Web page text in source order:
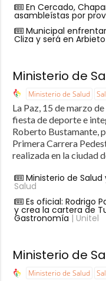
En Cercado,
asambleístas por
Municipal
Cliza y será en Arbieto
Ministerio de
Ministerio de Salud
La Paz, 15 de marzo
fiesta de deporte e
Roberto Bustamante,
Primera Carrera
realizada en la ciudad
Ministerio de Salud
Salud
Es oficial: Rodrigo
y crea la cartera de
Gastronomía | Unitel
Ministerio de
Ministerio de Salud